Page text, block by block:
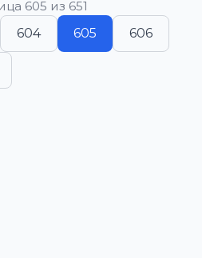
605 из 651
604 605 606